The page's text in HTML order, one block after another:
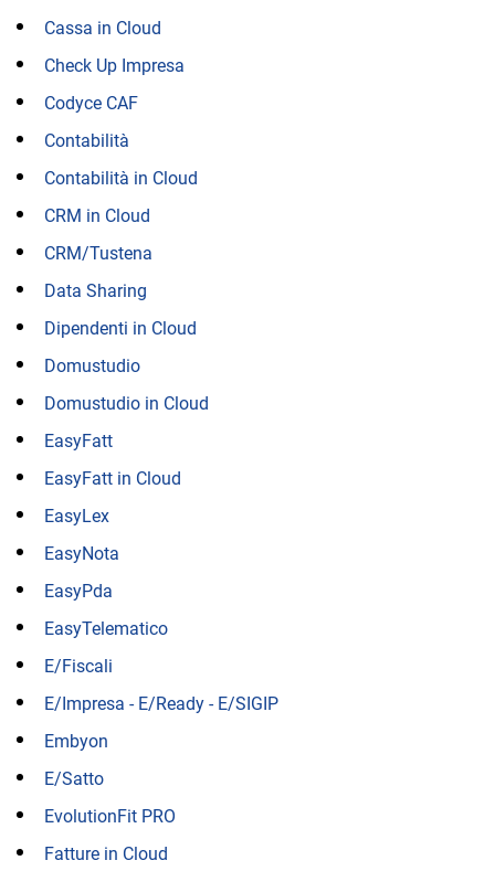
Cassa in Cloud
Check Up Impresa
Codyce CAF
Contabilità
Contabilità in Cloud
CRM in Cloud
CRM/Tustena
Data Sharing
Dipendenti in Cloud
Domustudio
Domustudio in Cloud
EasyFatt
EasyFatt in Cloud
EasyLex
EasyNota
EasyPda
EasyTelematico
E/Fiscali
E/Impresa - E/Ready - E/SIGIP
Embyon
E/Satto
EvolutionFit PRO
Fatture in Cloud